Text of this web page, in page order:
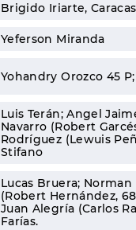
Brigido Iriarte, Caracas
Yeferson Miranda
Yohandry Orozco 45
Luis Terán; Angel
Navarro (Robert
Rodríguez (Lewuis
Stifano
Lucas Bruera;
(Robert Hernández,
Juan Alegría (Carlos
Farías.